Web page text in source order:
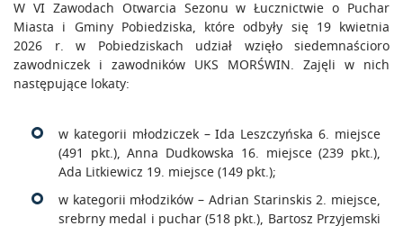
W VI Zawodach Otwarcia Sezonu w Łucznictwie o Puchar
Miasta i Gminy Pobiedziska, które odbyły się 19 kwietnia
2026 r. w Pobiedziskach udział wzięło siedemnaścioro
zawodniczek i zawodników UKS MORŚWIN. Zajęli w nich
następujące lokaty:
w kategorii młodziczek – Ida Leszczyńska 6. miejsce
(491 pkt.), Anna Dudkowska 16. miejsce (239 pkt.),
Ada Litkiewicz 19. miejsce (149 pkt.);
w kategorii młodzików – Adrian Starinskis 2. miejsce,
srebrny medal i puchar (518 pkt.), Bartosz Przyjemski